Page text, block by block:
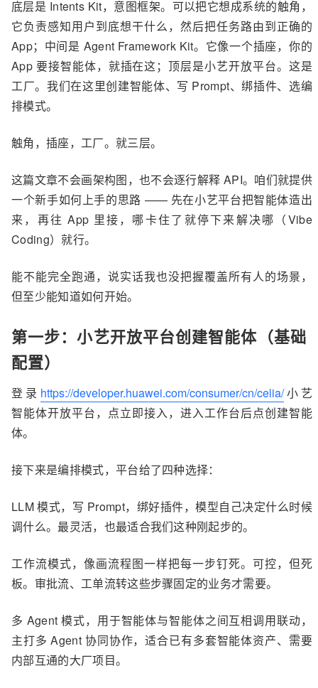
底层是 Intents Kit，意图框架。可以把它想成系统的触角，
它负责感知用户到底想干什么，然后把任务路由到正确的
App；中间是 Agent Framework Kit。它像一个插座，你的
App 要接智能体，就插在这；顶层是小艺开放平台。这是
工厂。我们在这里创建智能体、写 Prompt、绑插件、选编
排模式。
触角，插座，工厂。就三层。
这篇文章不会画架构图，也不会逐行解释 API。咱们就提供
一个新手如何上手的思路 —— 先在小艺平台把智能体造出
来，再往 App 里接，哪卡住了就停下来解决哪（Vibe
Coding）就行。
能不能完全跑通，说实话我也没把握覆盖所有人的场景，
但至少能知道如何开始。
第一步：小艺开放平台创建智能体（基础
配置）
登录 https://developer.huawei.com/consumer/cn/celia/小艺
智能体开放平台，点立即接入，进入工作台后点创建智能
体。
接下来是编排模式，平台给了四种选择：
LLM 模式，写 Prompt，绑好插件，模型自己决定什么时候
调什么。最灵活，也最适合我们这种刚起步的。
工作流模式，像画流程图一样把每一步钉死。可控，但死
板。审批流、工单流转这些步骤固定的业务才需要。
多 Agent 模式，用于智能体与智能体之间互相调用联动，
主打多 Agent 协同协作，适合已有多套智能体资产、需要
内部互通的大厂项目。